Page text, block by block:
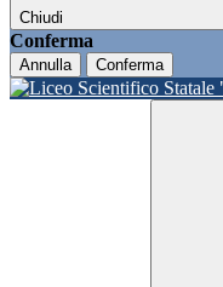
Chiudi
Conferma
Annulla Conferma